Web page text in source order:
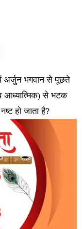
अर्जुन भगवान से पूछते
व आध्यात्मिक) से भटक
हो जाता है?